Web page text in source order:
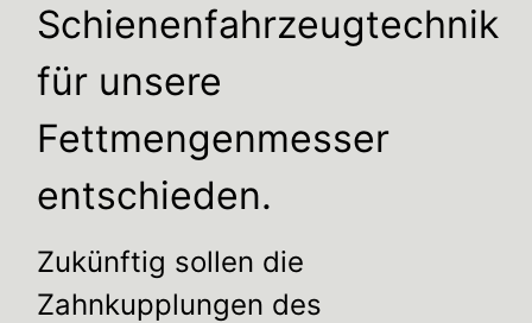
Schienenfahrzeugtechnik
für unsere
Fettmengenmesser
entschieden.
Zukünftig sollen die
Zahnkupplungen des